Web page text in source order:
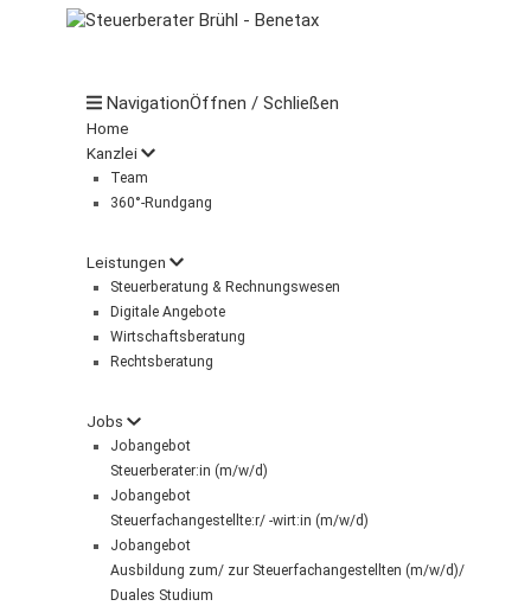
NavigationÖffnen / Schließen
Home
Kanzlei
Team
360°-Rundgang
Leistungen
Steuerberatung & Rechnungswesen
Digitale Angebote
Wirtschaftsberatung
Rechtsberatung
Jobs
Jobangebot
Steuerberater:in (m/w/d)
Jobangebot
Steuerfachangestellte:r/ -wirt:in (m/w/d)
Jobangebot
Ausbildung zum/ zur Steuerfachangestellten (m/w/d)/
Duales Studium